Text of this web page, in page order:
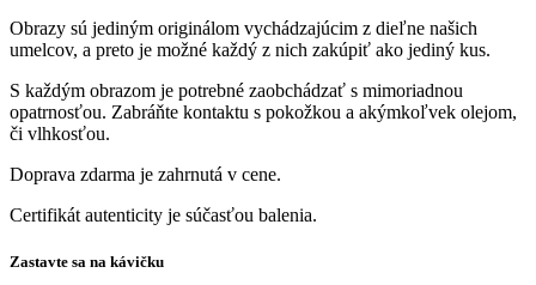
Obrazy sú jediným originálom vychádzajúcim z dieľne našich
umelcov, a preto je možné každý z nich zakúpiť ako jediný kus.
S každým obrazom je potrebné zaobchádzať s mimoriadnou
opatrnosťou. Zabráňte kontaktu s pokožkou a akýmkoľvek olejom,
či vlhkosťou.
Doprava zdarma je zahrnutá v cene.
Certifikát autenticity je súčasťou balenia.
Zastavte sa na kávičku